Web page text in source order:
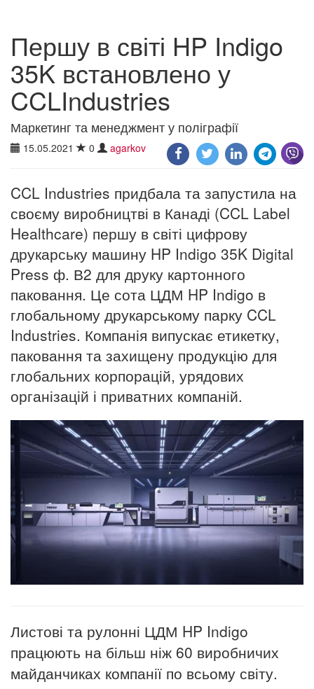
Першу в світі HP Indigo
35K встановлено ​​у
CCLIndustries
Маркетинг та менеджмент у поліграфії
15.05.2021 0 agarkov
CCL Industries придбала та запустила на
своєму виробництві в Канаді (CCL Label
Healthcare) першу в світі цифрову
друкарську машину HP Indigo 35K Digital
Press ф. В2 для друку картонного
паковання. Це сота ЦДМ HP Indigo в
глобальному друкарському парку CCL
Industries. Компанія випускає етикетку,
паковання та захищену продукцію для
глобальних корпорацій, урядових
організацій і приватних компаній.
Листові та рулонні ЦДМ HP Indigo
працюють на більш ніж 60 виробничих
майданчиках компанії по всьому світу.